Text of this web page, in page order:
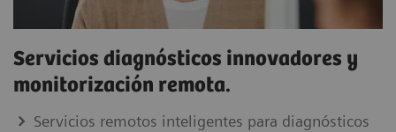
Servicios diagnósticos innovadores y
monitorización remota.
Servicios remotos inteligentes para diagnósticos